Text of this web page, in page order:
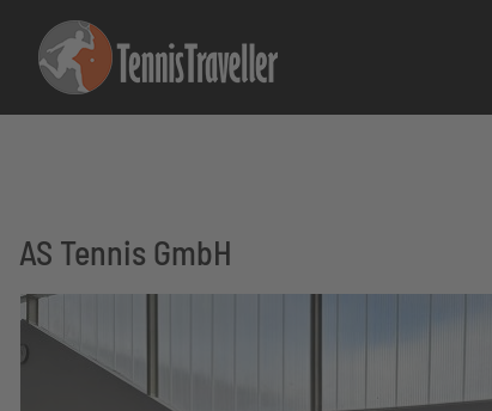
AS Tennis GmbH